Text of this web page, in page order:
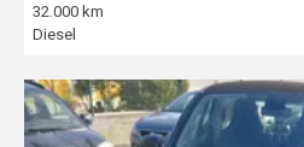
32.000 km
Diesel